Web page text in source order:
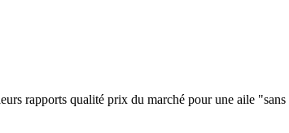
rapports qualité prix du marché pour une aile